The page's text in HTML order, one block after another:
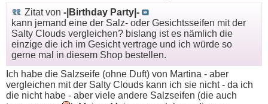
Zitat von -|Birthday Party|-
kann jemand eine der Salz- oder Gesichtsseifen mit der
Salty Clouds vergleichen? bislang ist es nämlich die
einzige die ich im Gesicht vertrage und ich würde so
gerne mal in diesem Shop bestellen.
Ich habe die Salzseife (ohne Duft) von Martina - aber
vergleichen mit der Salty Clouds kann ich sie nicht - da ich
die nicht habe - aber viele andere Salzseifen (die auch